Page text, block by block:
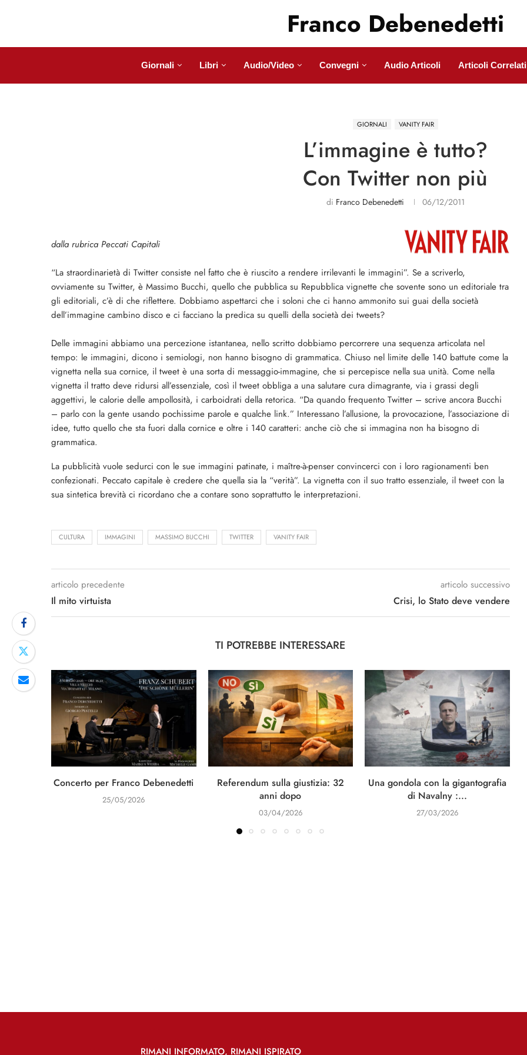
Franco Debenedetti
Giornali Libri Audio/Video Convegni Audio Articoli Articoli Correlati
GIORNALI VANITY FAIR
L’immagine è tutto?
Con Twitter non più
di Franco Debenedetti 06/12/2011
dalla rubrica Peccati Capitali
“La straordinarietà di Twitter consiste nel fatto che è riuscito a rendere irrilevanti le immagini”. Se a scriverlo,
ovviamente su Twitter, è Massimo Bucchi, quello che pubblica su Repubblica vignette che sovente sono un editoriale tra
gli editoriali, c’è di che riflettere. Dobbiamo aspettarci che i soloni che ci hanno ammonito sui guai della società
dell’immagine cambino disco e ci facciano la predica su quelli della società dei tweets?
Delle immagini abbiamo una percezione istantanea, nello scritto dobbiamo percorrere una sequenza articolata nel
tempo: le immagini, dicono i semiologi, non hanno bisogno di grammatica. Chiuso nel limite delle 140 battute come la
vignetta nella sua cornice, il tweet è una sorta di messaggio-immagine, che si percepisce nella sua unità. Come nella
vignetta il tratto deve ridursi all’essenziale, così il tweet obbliga a una salutare cura dimagrante, via i grassi degli
aggettivi, le calorie delle ampollosità, i carboidrati della retorica. “Da quando frequento Twitter – scrive ancora Bucchi
– parlo con la gente usando pochissime parole e qualche link.” Interessano l’allusione, la provocazione, l’associazione di
idee, tutto quello che sta fuori dalla cornice e oltre i 140 caratteri: anche ciò che si immagina non ha bisogno di
grammatica.
La pubblicità vuole sedurci con le sue immagini patinate, i maître-à-penser convincerci con i loro ragionamenti ben
confezionati. Peccato capitale è credere che quella sia la “verità”. La vignetta con il suo tratto essenziale, il tweet con la
sua sintetica brevità ci ricordano che a contare sono soprattutto le interpretazioni.
CULTURA IMMAGINI MASSIMO BUCCHI TWITTER VANITY FAIR
articolo precedente
Il mito virtuista
articolo successivo
Crisi, lo Stato deve vendere
TI POTREBBE INTERESSARE
Concerto per Franco Debenedetti
25/05/2026
Referendum sulla giustizia: 32
anni dopo
03/04/2026
Una gondola con la gigantografia
di Navalny :...
27/03/2026
RIMANI INFORMATO, RIMANI ISPIRATO